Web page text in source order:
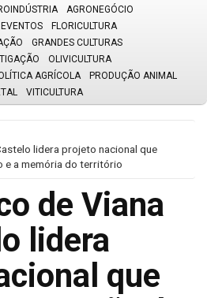
AGRONEGÓCIO
FLORICULTURA
GRANDES CULTURAS
OLIVICULTURA
AGRÍCOLA
PRODUÇÃO ANIMAL
VITICULTURA
lidera projeto nacional que
e a memória do território
de Viana
lidera
que